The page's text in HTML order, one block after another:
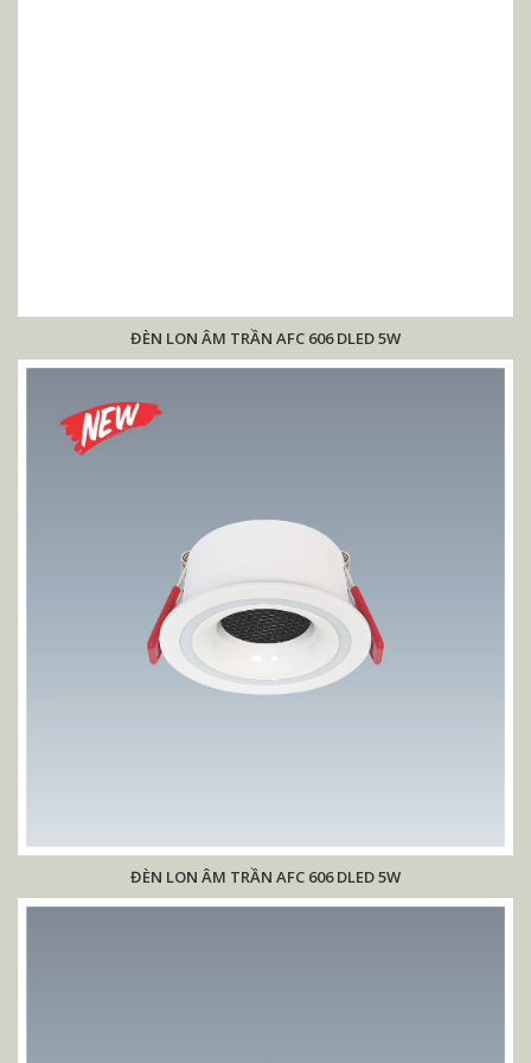
ĐÈN LON ÂM TRẦN AFC 606 DLED 5W
ĐÈN LON ÂM TRẦN AFC 606 DLED 5W